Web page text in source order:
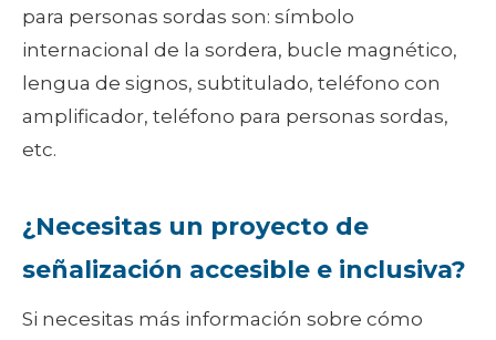
para personas sordas son: símbolo
internacional de la sordera, bucle magnético,
lengua de signos, subtitulado, teléfono con
amplificador, teléfono para personas sordas,
etc.
¿Necesitas un proyecto de
señalización accesible e inclusiva?
Si necesitas más información sobre cómo